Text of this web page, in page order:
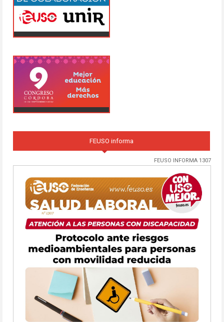
FEUSO informa
FEUSO INFORMA 1307